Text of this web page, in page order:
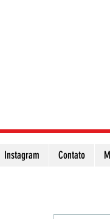
Instagram Contato